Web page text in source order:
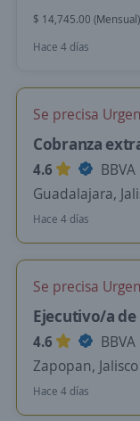
$ 14,745.00
Hace 4 días
Se precisa
Cobranza
4.6
BBVA
Guadalajara,
Hace 4 días
Se precisa
Ejecutivo/a
4.6
BBVA
Zapopan, Jalisco
Hace 4 días